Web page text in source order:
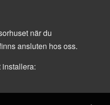
när du
ansluten hos oss.